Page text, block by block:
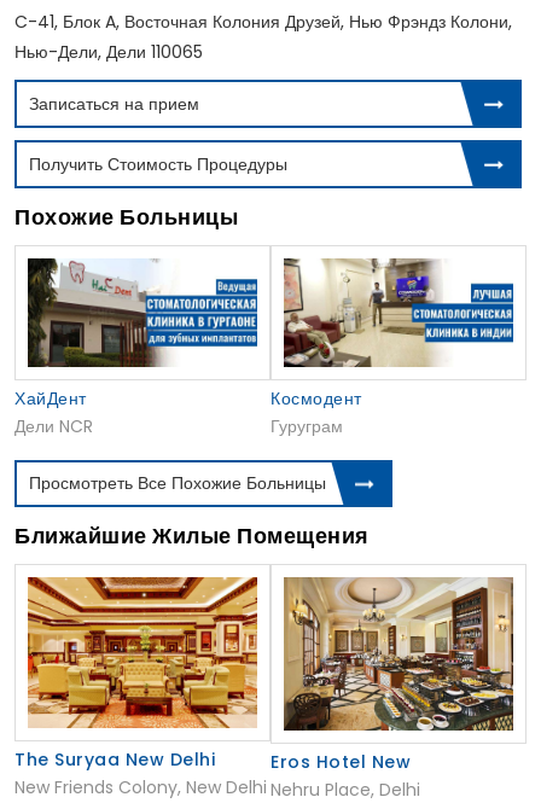
C-41, Блок A, Восточная Колония Друзей, Нью Фрэндз Колони,
Нью-Дели, Дели 110065
Записаться на прием
Получить Стоимость Процедуры
Похожие Больницы
ХайДент
Дели NCR
Космодент
Гуруграм
Просмотреть Все Похожие Больницы
Ближайшие Жилые Помещения
The Suryaa New Delhi
New Friends Colony, New Delhi
Eros Hotel New
Nehru Place, Delhi